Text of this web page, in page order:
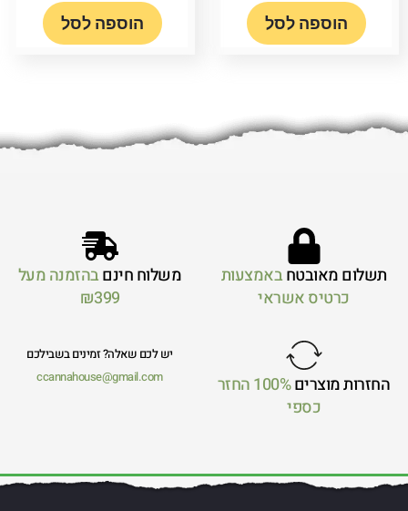
הוספה לסל הוספה לסל
תשלום מאובטחבאמצעות
כרטיס אשראי
משלוח חינםבהזמנה מעל
₪399
החזרות מוצרים
100% החזר
כספי
יש לכם שאלה? זמינים בשבילכם
ccannahouse@gmail.com